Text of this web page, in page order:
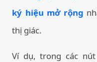
ký hiệu mở rộng
thị giác.
Ví dụ, trong các